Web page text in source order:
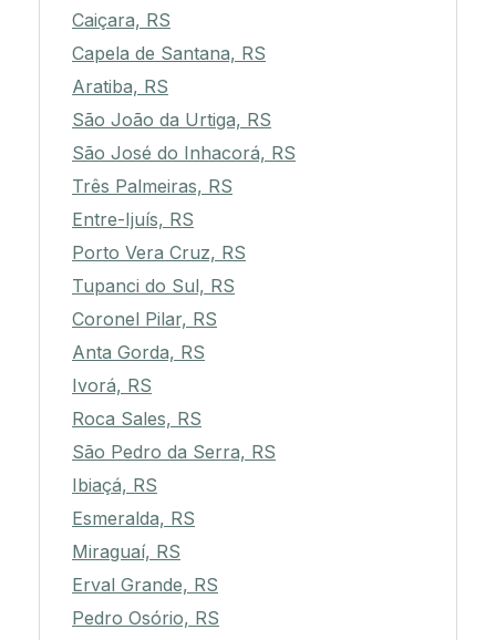
Caiçara, RS
Capela de Santana, RS
Aratiba, RS
São João da Urtiga, RS
São José do Inhacorá, RS
Três Palmeiras, RS
Entre-Ijuís, RS
Porto Vera Cruz, RS
Tupanci do Sul, RS
Coronel Pilar, RS
Anta Gorda, RS
Ivorá, RS
Roca Sales, RS
São Pedro da Serra, RS
Ibiaçá, RS
Esmeralda, RS
Miraguaí, RS
Erval Grande, RS
Pedro Osório, RS